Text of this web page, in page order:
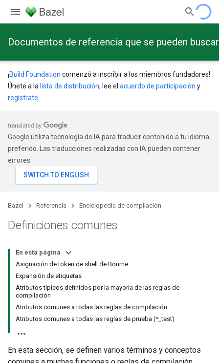
Documentos de referencia que se pueden
¡Build Foundation comenzó a inscribir a los miembros fundadores!
Únete a la lista de distribución, lee el acuerdo de participación y
regístrate
Google utiliza tecnología de IA para traducir contenido a tu idioma
preferido. Las traducciones realizadas con IA pueden contener
errores.
Bazel Referencia Enciclopedia de compilación
Definiciones comunes
En esta página
Asignación de token de shell de Bourne
Expansión de etiquetas
Atributos típicos definidos por la mayoría de las reglas de
compilación
Atributos comunes a todas las reglas de compilación
Atributos comunes a todas las reglas de prueba (*_test)
En esta sección, se definen varios términos y conceptos